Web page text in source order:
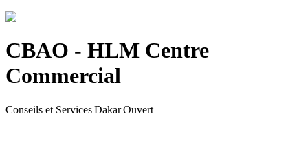
CBAO - HLM Centre
Commercial
Conseils et Services|Dakar|Ouvert